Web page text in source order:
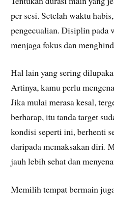
per sesi. Setelah waktu
pengecualian. Disiplin pada
menjaga fokus dan
Hal lain yang sering
Artinya, kamu perlu
Jika mulai merasa kesal,
berharap, itu tanda target
kondisi seperti ini, berhenti
daripada memaksakan diri.
jauh lebih sehat dan
Memilih tempat bermain